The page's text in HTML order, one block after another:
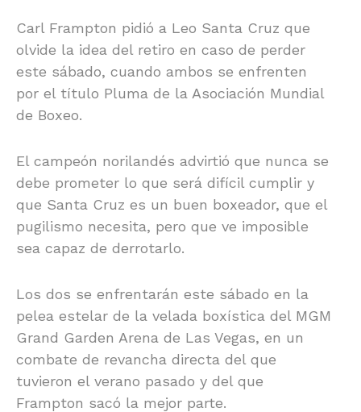
Carl Frampton pidió a Leo Santa Cruz que
olvide la idea del retiro en caso de perder
este sábado, cuando ambos se enfrenten
por el título Pluma de la Asociación Mundial
de Boxeo.
El campeón norilandés advirtió que nunca se
debe prometer lo que será difícil cumplir y
que Santa Cruz es un buen boxeador, que el
pugilismo necesita, pero que ve imposible
sea capaz de derrotarlo.
Los dos se enfrentarán este sábado en la
pelea estelar de la velada boxística del MGM
Grand Garden Arena de Las Vegas, en un
combate de revancha directa del que
tuvieron el verano pasado y del que
Frampton sacó la mejor parte.